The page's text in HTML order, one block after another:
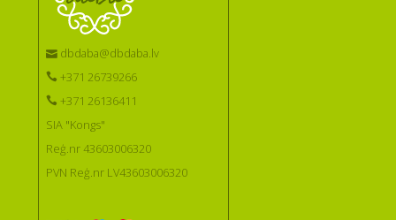
dbdaba@dbdaba.lv
+371 26739266
+371 26136411
SIA "Kongs"
Reģ.nr 43603006320
PVN Reģ.nr LV43603006320